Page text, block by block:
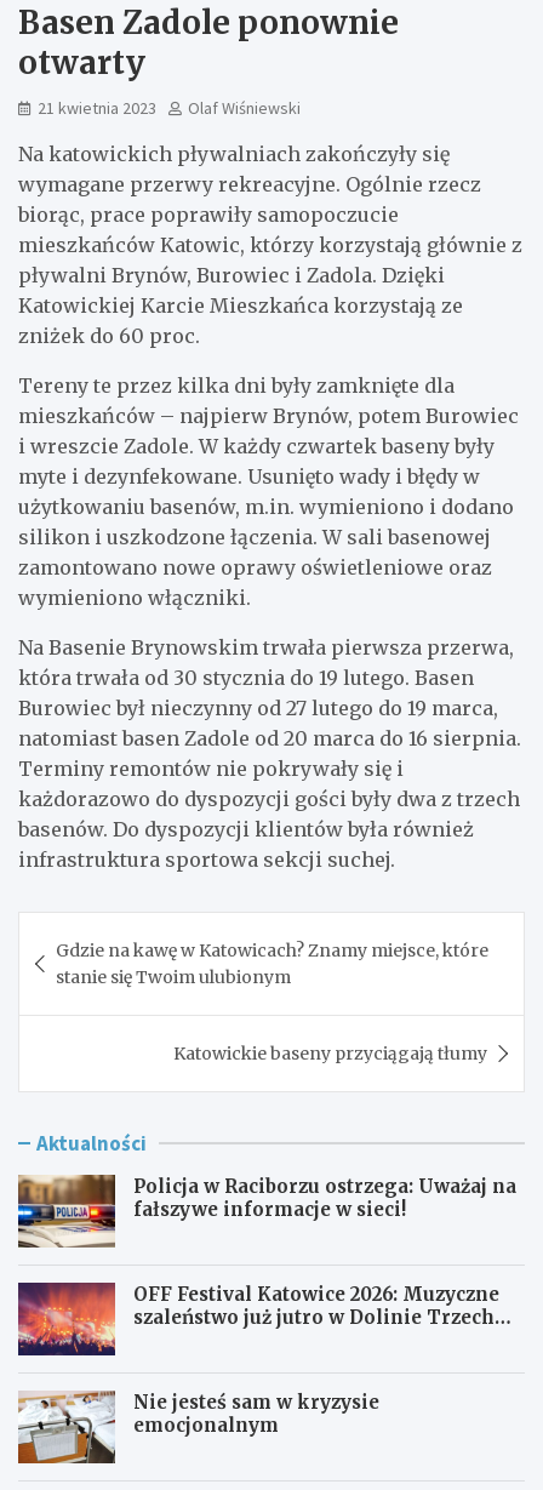
Basen Zadole ponownie
otwarty
21 kwietnia 2023 Olaf Wiśniewski
Na katowickich pływalniach zakończyły się
wymagane przerwy rekreacyjne. Ogólnie rzecz
biorąc, prace poprawiły samopoczucie
mieszkańców Katowic, którzy korzystają głównie z
pływalni Brynów, Burowiec i Zadola. Dzięki
Katowickiej Karcie Mieszkańca korzystają ze
zniżek do 60 proc.
Tereny te przez kilka dni były zamknięte dla
mieszkańców – najpierw Brynów, potem Burowiec
i wreszcie Zadole. W każdy czwartek baseny były
myte i dezynfekowane. Usunięto wady i błędy w
użytkowaniu basenów, m.in. wymieniono i dodano
silikon i uszkodzone łączenia. W sali basenowej
zamontowano nowe oprawy oświetleniowe oraz
wymieniono włączniki.
Na Basenie Brynowskim trwała pierwsza przerwa,
która trwała od 30 stycznia do 19 lutego. Basen
Burowiec był nieczynny od 27 lutego do 19 marca,
natomiast basen Zadole od 20 marca do 16 sierpnia.
Terminy remontów nie pokrywały się i
każdorazowo do dyspozycji gości były dwa z trzech
basenów. Do dyspozycji klientów była również
infrastruktura sportowa sekcji suchej.
wpisu
Gdzie na kawę w Katowicach? Znamy miejsce, które
stanie się Twoim ulubionym
Katowickie baseny przyciągają tłumy
Aktualności
Policja w Raciborzu ostrzega: Uważaj na
fałszywe informacje w sieci!
OFF Festival Katowice 2026: Muzyczne
szaleństwo już jutro w Dolinie Trzech
Nie jesteś sam w kryzysie
emocjonalnym